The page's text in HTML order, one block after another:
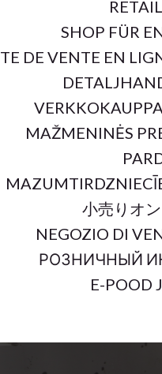
SHOP FÜR
DE VENTE EN
MAŽMENINĖS
小売りオ
NEGOZIO DI
РОЗНИЧНЫЙ
E-POOD